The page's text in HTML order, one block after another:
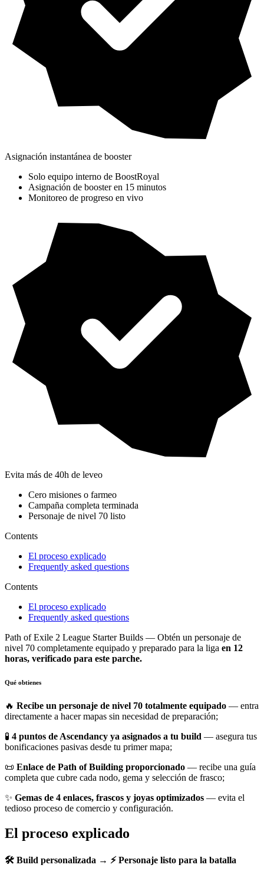
Asignación instantánea de booster
Solo equipo interno de BoostRoyal
Asignación de booster en 15 minutos
Monitoreo de progreso en vivo
Evita más de 40h de leveo
Cero misiones o farmeo
Campaña completa terminada
Personaje de nivel 70 listo
Contents
El proceso explicado
Frequently asked questions
Contents
El proceso explicado
Frequently asked questions
Path of Exile 2 League Starter Builds — Obtén un personaje de
nivel 70 completamente equipado y preparado para la liga en 12
horas, verificado para este parche.
Qué obtienes
🔥 Recibe un personaje de nivel 70 totalmente equipado — entra
directamente a hacer mapas sin necesidad de preparación;
🧪 4 puntos de Ascendancy ya asignados a tu build — asegura tus
bonificaciones pasivas desde tu primer mapa;
📜 Enlace de Path of Building proporcionado — recibe una guía
completa que cubre cada nodo, gema y selección de frasco;
✨ Gemas de 4 enlaces, frascos y joyas optimizados — evita el
tedioso proceso de comercio y configuración.
El proceso explicado
🛠️ Build personalizada → ⚡ Personaje listo para la batalla